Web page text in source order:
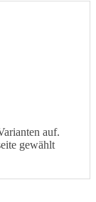
auf.
gewählt